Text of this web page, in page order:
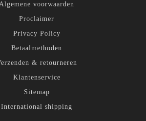
voorwaarden
Proclaimer
Privacy Policy
Betaalmethoden
& retourneren
Klantenservice
Sitemap
International shipping